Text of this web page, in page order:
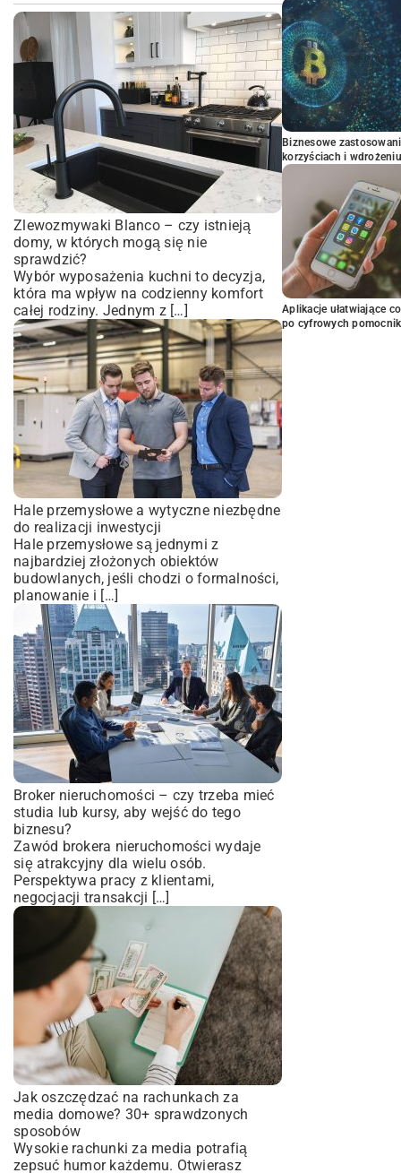
Zlewozmywaki Blanco – czy istnieją
domy, w których mogą się nie
sprawdzić?
Wybór wyposażenia kuchni to decyzja,
która ma wpływ na codzienny komfort
całej rodziny. Jednym z […]
Hale przemysłowe a wytyczne niezbędne
do realizacji inwestycji
Hale przemysłowe są jednymi z
najbardziej złożonych obiektów
budowlanych, jeśli chodzi o formalności,
planowanie i […]
Broker nieruchomości – czy trzeba mieć
studia lub kursy, aby wejść do tego
biznesu?
Zawód brokera nieruchomości wydaje
się atrakcyjny dla wielu osób.
Perspektywa pracy z klientami,
negocjacji transakcji […]
Jak oszczędzać na rachunkach za
media domowe? 30+ sprawdzonych
sposobów
Wysokie rachunki za media potrafią
zepsuć humor każdemu. Otwierasz
Biznesowe
korzyściach i wdrożeniu
Aplikacje ułatwiające
po cyfrowych